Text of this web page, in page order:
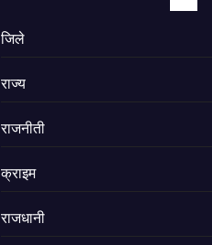
जिले
राज्य
राजनीती
क्राइम
राजधानी